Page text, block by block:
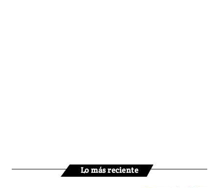
Lo más reciente